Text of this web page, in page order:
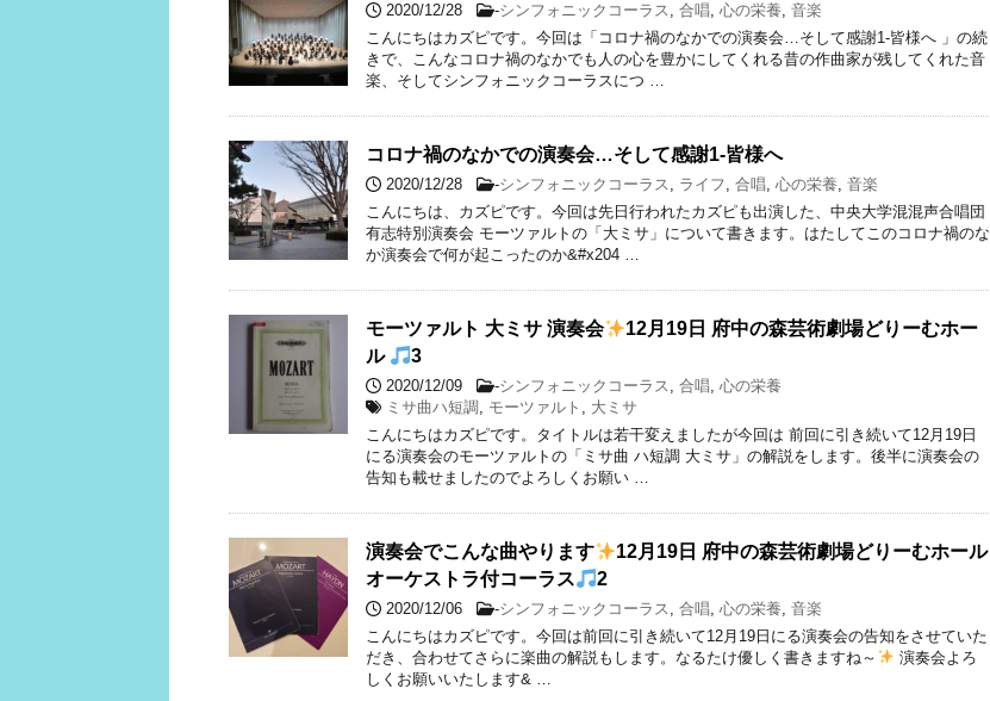
2020/12/28 -シンフォニックコーラス , 合唱, 心の栄養, 音楽
こんにちはカズピです。今回は「コロナ禍のなかでの演奏会…そして感謝1-皆様へ 」の続
きで、こんなコロナ禍のなかでも人の心を豊かにしてくれる昔の作曲家が残してくれた音
楽、そしてシンフォニックコーラスにつ …
コロナ禍のなかでの演奏会…そして感謝1-皆様へ
2020/12/28 -シンフォニックコーラス , ライフ, 合唱, 心の栄養, 音楽
こんにちは、カズピです。今回は先日行われたカズピも出演した、中央大学混混声合唱団
有志特別演奏会 モーツァルトの「大ミサ」について書きます。はたしてこのコロナ禍のな
か演奏会で何が起こったのか&#x204 …
モーツァルト 大ミサ 演奏会
12月19日 府中の森芸術劇場どりーむホー
ル
3
2020/12/09 -シンフォニックコーラス , 合唱, 心の栄養
ミサ曲ハ短調 , モーツァルト , 大ミサ
こんにちはカズピです。タイトルは若干変えましたが今回は 前回に引き続いて12月19日
にる演奏会のモーツァルトの「ミサ曲 ハ短調 大ミサ」の解説をします。後半に演奏会の
告知も載せましたのでよろしくお願い …
演奏会でこんな曲やります
12月19日 府中の森芸術劇場どりーむホール
オーケストラ付コーラス
2
2020/12/06 -シンフォニックコーラス , 合唱, 心の栄養, 音楽
こんにちはカズピです。今回は前回に引き続いて12月19日にる演奏会の告知をさせていた
だき、合わせてさらに楽曲の解説もします。なるたけ優しく書きますね～
演奏会よろ
しくお願いいたします& …